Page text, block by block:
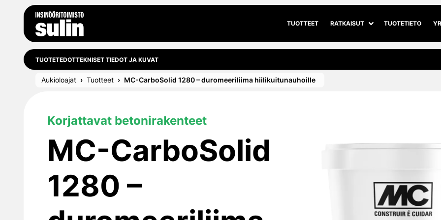
Siirry sisältöön
TUOTTEET RATKAISUT
Avaa alivalikko
Sulje alivalikko
TUOTETIETO
TUOTETEDOTTEKNISET TIEDOT JA KUVAT
Aukioloajat Tuotteet MC-CarboSolid 1280 – duromeeriliima hiilikuitunauhoille
Korjattavat betonirakenteet
MC-CarboSolid
1280 –